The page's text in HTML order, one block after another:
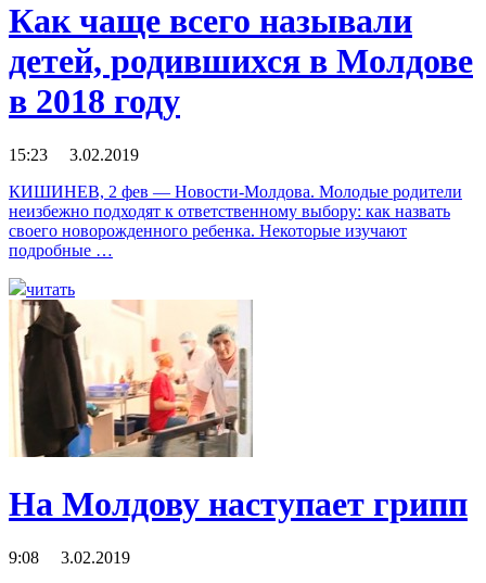
Как чаще всего называли
детей, родившихся в Молдове
в 2018 году
15:23 3.02.2019
КИШИНЕВ, 2 фев — Новости-Молдова. Молодые родители
неизбежно подходят к ответственному выбору: как назвать
своего новорожденного ребенка. Некоторые изучают
подробные …
читать
На Молдову наступает грипп
9:08 3.02.2019